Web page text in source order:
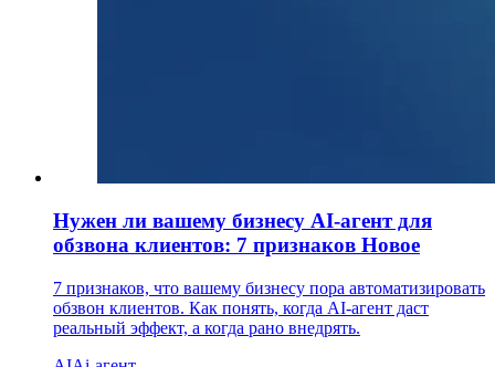
Нужен ли вашему бизнесу AI-агент для
обзвона клиентов: 7 признаков Новое
7 признаков, что вашему бизнесу пора автоматизировать
обзвон клиентов. Как понять, когда AI-агент даст
реальный эффект, а когда рано внедрять.